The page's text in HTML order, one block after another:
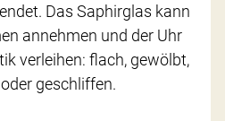
Das Saphirglas kann
annehmen und der Uhr
verleihen: flach, gewölbt,
geschliffen.